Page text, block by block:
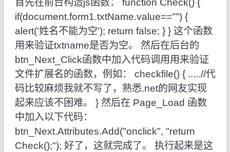
首先在前台构造js函数： function Check() {
if(document.form1.txtName.value=="") {
alert('姓名不能为空'); return false; } } 这个函数
用来验证txtname是否为空。 然后在后台的
btn_Next_Click函数中加入代码调用用来验证
文件扩展名的函数，例如： checkfile() { .....//代
码比较麻烦我就不写了，熟悉.net的网友实现
起来应该不困难。 } 然后在 Page_Load 函数
中加入以下代码：
btn_Next.Attributes.Add("onclick", "return
Check();"); 好了，这就完成了。 执行起来是这